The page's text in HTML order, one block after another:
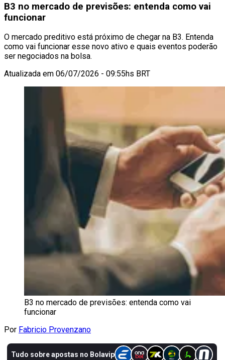
B3 no mercado de previsões: entenda como vai
funcionar
O mercado preditivo está próximo de chegar na B3. Entenda
como vai funcionar esse novo ativo e quais eventos poderão
ser negociados na bolsa.
Atualizada em 06/07/2026 - 09:55hs BRT
B3 no mercado de previsões: entenda como vai
funcionar
Por Fabricio Provenzano